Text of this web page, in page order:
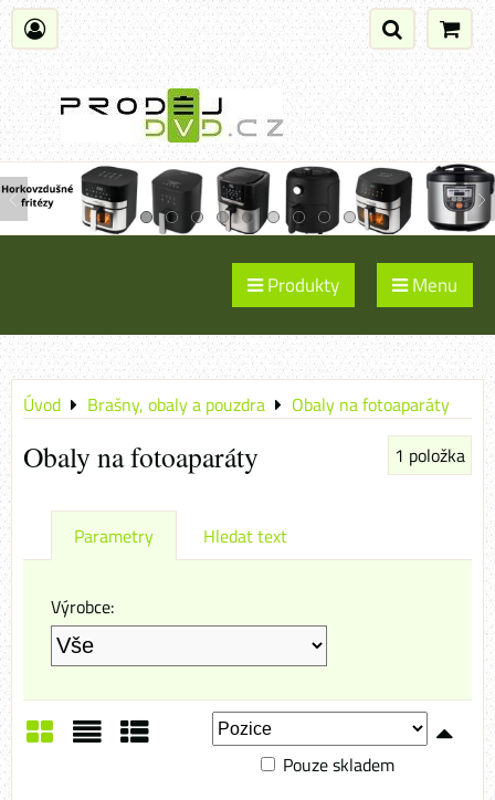
Produkty Menu
Úvod Brašny, obaly a pouzdra Obaly na fotoaparáty
Obaly na fotoaparáty 1 položka
Parametry Hledat text
Výrobce:
Pouze skladem